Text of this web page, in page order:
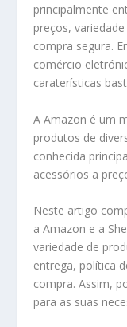
principalmente
preços,
compra segura.
comércio
caraterísticas
A Amazon é um
produtos de
conhecida
acessórios a
Neste artigo
a Amazon e a
variedade de
entrega, política
compra. Assim,
para as suas